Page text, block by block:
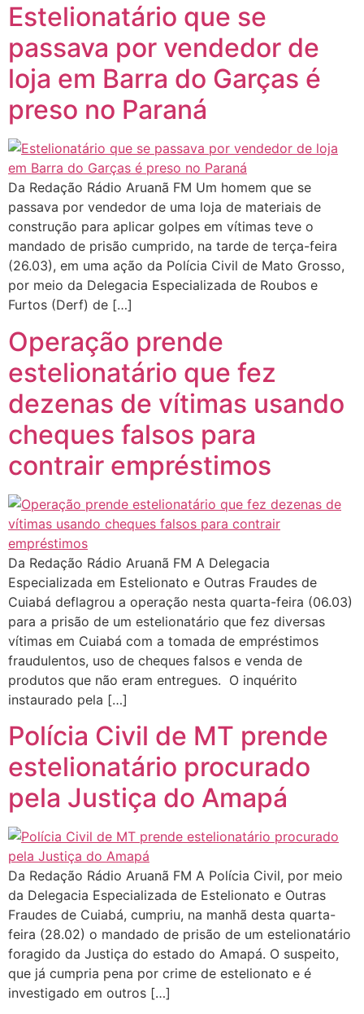
Estelionatário que se
passava por vendedor de
loja em Barra do Garças é
preso no Paraná
Da Redação Rádio Aruanã FM Um homem que se
passava por vendedor de uma loja de materiais de
construção para aplicar golpes em vítimas teve o
mandado de prisão cumprido, na tarde de terça-feira
(26.03), em uma ação da Polícia Civil de Mato Grosso,
por meio da Delegacia Especializada de Roubos e
Furtos (Derf) de […]
Operação prende
estelionatário que fez
dezenas de vítimas usando
cheques falsos para
contrair empréstimos
Da Redação Rádio Aruanã FM A Delegacia
Especializada em Estelionato e Outras Fraudes de
Cuiabá deflagrou a operação nesta quarta-feira (06.03)
para a prisão de um estelionatário que fez diversas
vítimas em Cuiabá com a tomada de empréstimos
fraudulentos, uso de cheques falsos e venda de
produtos que não eram entregues. O inquérito
instaurado pela […]
Polícia Civil de MT prende
estelionatário procurado
pela Justiça do Amapá
Da Redação Rádio Aruanã FM A Polícia Civil, por meio
da Delegacia Especializada de Estelionato e Outras
Fraudes de Cuiabá, cumpriu, na manhã desta quarta-
feira (28.02) o mandado de prisão de um estelionatário
foragido da Justiça do estado do Amapá. O suspeito,
que já cumpria pena por crime de estelionato e é
investigado em outros […]